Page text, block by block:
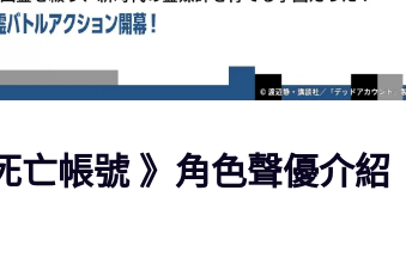
亡帳號 》角色聲優介紹